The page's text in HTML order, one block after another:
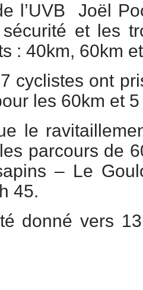
l’UVB Joël
et les
: 40km, 60km
cyclistes ont
les 60km et
le
parcours de
– Le
45.
donné vers